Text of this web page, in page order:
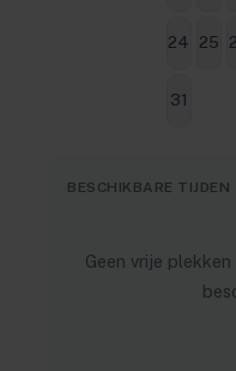
24 25
31
BESCHIKBARE TIJDEN
Geen vrije